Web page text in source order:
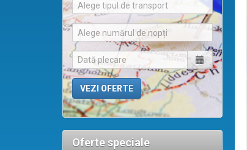
Alege tipul de transport
Alege numărul de nopți
Oferte speciale